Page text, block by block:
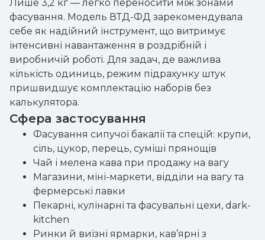
Лише 3,2 кг — легко переносити між зонами
фасування. Модель ВТД-ФД зарекомендувала
себе як надійний інструмент, що витримує
інтенсивні навантаження в роздрібній і
виробничій роботі. Для задач, де важлива
кількість одиниць, режим підрахунку штук
пришвидшує комплектацію наборів без
калькулятора.
Сфера застосування
Фасування сипучої бакалії та спецій: крупи,
сіль, цукор, перець, суміші прянощів
Чай і мелена кава при продажу на вагу
Магазини, міні-маркети, відділи на вагу та
фермерські лавки
Пекарні, кулінарні та фасувальні цехи, dark-
kitchen
Ринки й виїзні ярмарки, кав’ярні з